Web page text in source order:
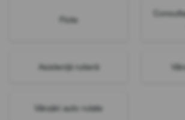
Flote
Asistență rutieră
Vânzări auto rulate